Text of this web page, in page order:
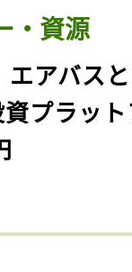
・資源
エアバス
プラッ